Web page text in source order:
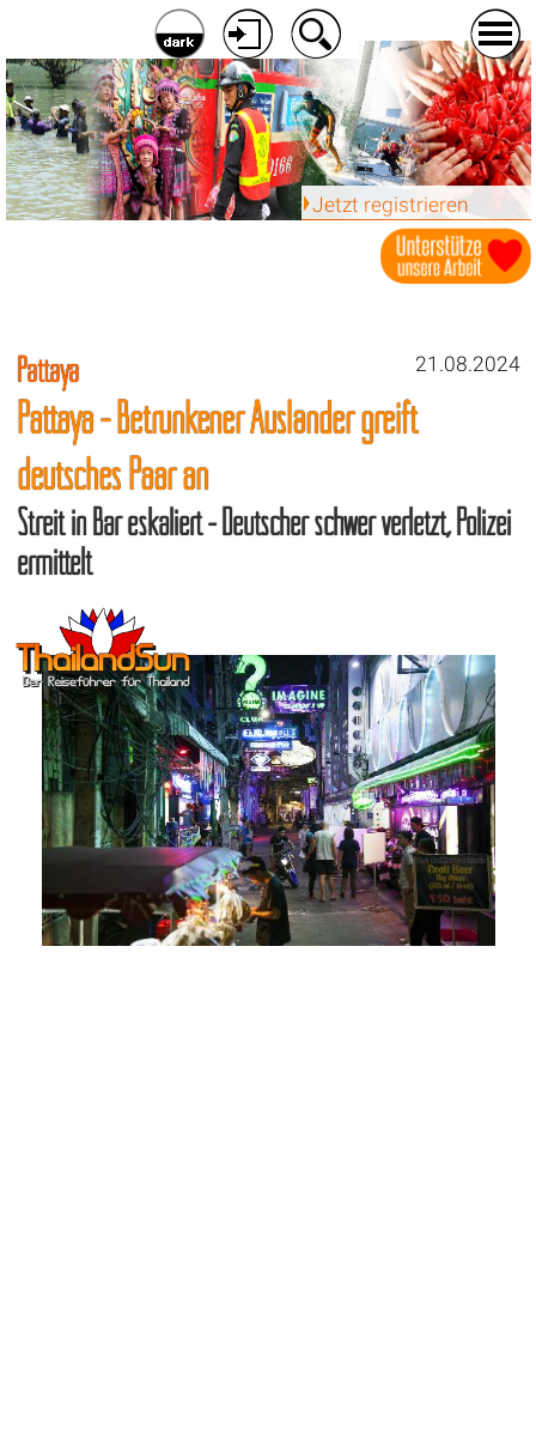
Jetzt registrieren
21.08.2024
Pattaya
Pattaya - Betrunkener Ausländer greift
deutsches Paar an
Streit in Bar eskaliert - Deutscher schwer verletzt, Polizei
ermittelt